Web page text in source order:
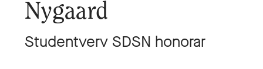
Nygaard
Studentverv SDSN honorar